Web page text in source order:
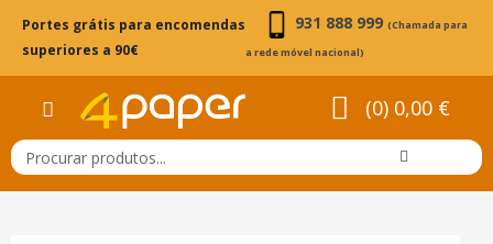
Portes grátis para encomendas
superiores a 90€
931 888 999 (Chamada para
a rede móvel nacional)
(0) 0,00 €